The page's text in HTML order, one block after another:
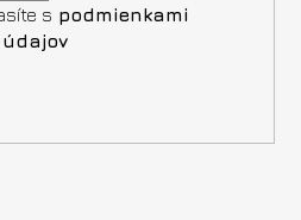
s podmienkami